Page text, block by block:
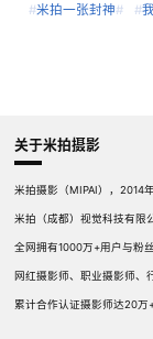
#米拍一张封神# #
关于米拍摄影
米拍摄影（MIPAI），2014
米拍（成都）视觉科技有限
全网拥有1000万+用户与粉
网红摄影师、职业摄影师、
累计合作认证摄影师达20万